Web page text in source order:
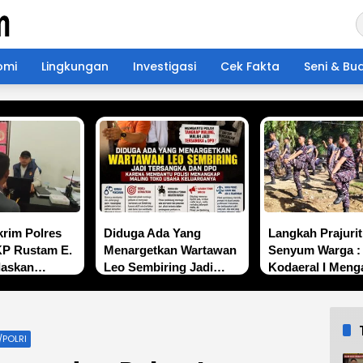
Lingkungan Investigasi Cek Fakta Seni &
Polres
Rustam E.
Diduga Ada Yang
Menargetkan Wartawan
Leo Sembiring Jadi
Langkah
Senyum Warga :
Kodaeral I